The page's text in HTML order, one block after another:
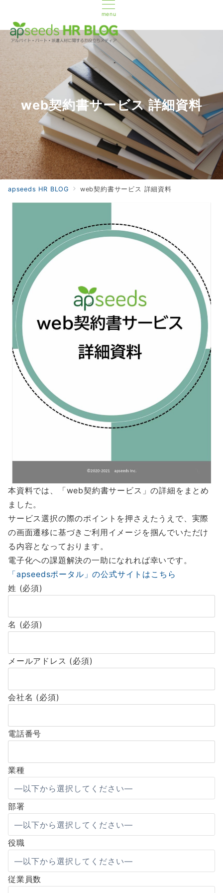
menu
web契約書サービス 詳細資料
apseeds HR BLOG web契約書サービス 詳細資料
本資料では、「web契約書サービス」の詳細をまとめ
ました。
サービス選択の際のポイントを押さえたうえで、実際
の画面遷移に基づきご利用イメージを掴んでいただけ
る内容となっております。
電子化への課題解決の一助になれれば幸いです。
「apseedsポータル」の公式サイトはこちら
姓 (必須)
名 (必須)
メールアドレス (必須)
会社名 (必須)
電話番号
業種
部署
役職
従業員数